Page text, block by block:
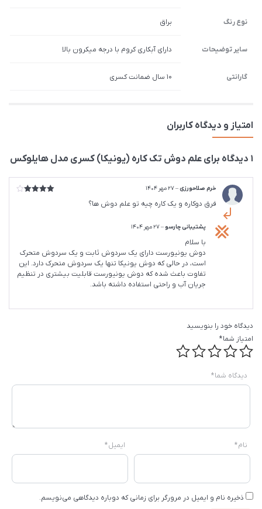
نوع رنگ براق
سایر توضیحات دارای آبکاری کروم با درجه میکرون بالا
گارانتی 10 سال ضمانت کسری
امتیاز و دیدگاه کاربران
1 دیدگاه برای علم دوش تک کاره (یونیکا) کسری مدل هایلوکس
خرم صلاحورزی–27 مهر 1404
فرق دوکاره و یک کاره چیه تو علم دوش ها؟
پشتیبانی چارسو–27 مهر 1404
با سلام
دوش یونیورست دارای یک سردوش ثابت و یک سردوش متحرک
است، در حالی که دوش یونیکا تنها یک سردوش متحرک دارد. این
تفاوت باعث شده که دوش یونیورست قابلیت بیشتری در تنظیم
جریان آب و راحتی استفاده داشته باشد.
دیدگاه خود را بنویسید
امتیاز شما*
دیدگاه شما*
نام* ایمیل*
ذخیره نام و ایمیل در مرورگر برای زمانی که دوباره دیدگاهی می‌نویسم.